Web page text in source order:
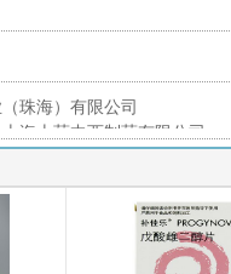
珠海）有限公司
3M中国有限公司委托生产企业：上海西西艾尔启东日用化学品有限公司）
Industrie Farmaceut
B.V.